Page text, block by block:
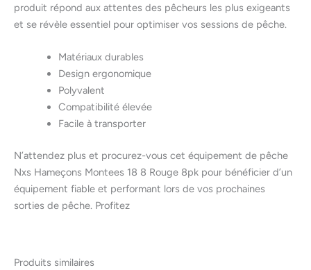
produit répond aux attentes des pêcheurs les plus exigeants
et se révèle essentiel pour optimiser vos sessions de pêche.
Matériaux durables
Design ergonomique
Polyvalent
Compatibilité élevée
Facile à transporter
N’attendez plus et procurez-vous cet équipement de pêche
Nxs Hameçons Montees 18 8 Rouge 8pk pour bénéficier d’un
équipement fiable et performant lors de vos prochaines
sorties de pêche. Profitez
Produits similaires